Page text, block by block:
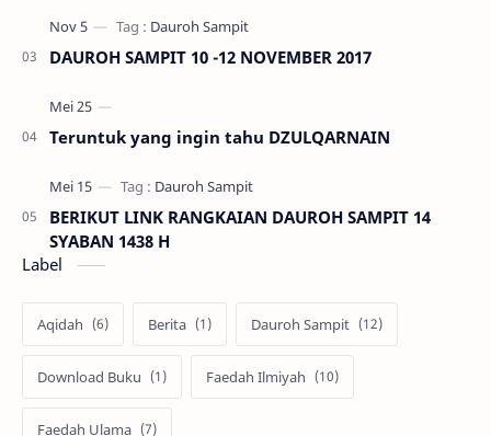
DAUROH SAMPIT 10 -12 NOVEMBER 2017
Teruntuk yang ingin tahu DZULQARNAIN
BERIKUT LINK RANGKAIAN DAUROH SAMPIT 14
SYABAN 1438 H
Label
Aqidah Berita Dauroh Sampit
Download Buku Faedah Ilmiyah
Faedah Ulama